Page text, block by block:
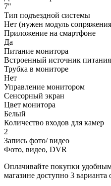
7"
Тип подъездной системы
Нет (нужен модуль
Приложение на смартфоне
Да
Питание монитора
Встроенный источник питания
Трубка в мониторе
Нет
Управление монитором
Сенсорный экран
Цвет монитора
Белый
Количество входов для камер
2
Запись фото/ видео
Фото, видео, DVR
Оплачивайте покупки
магазине доступно 3 варианта